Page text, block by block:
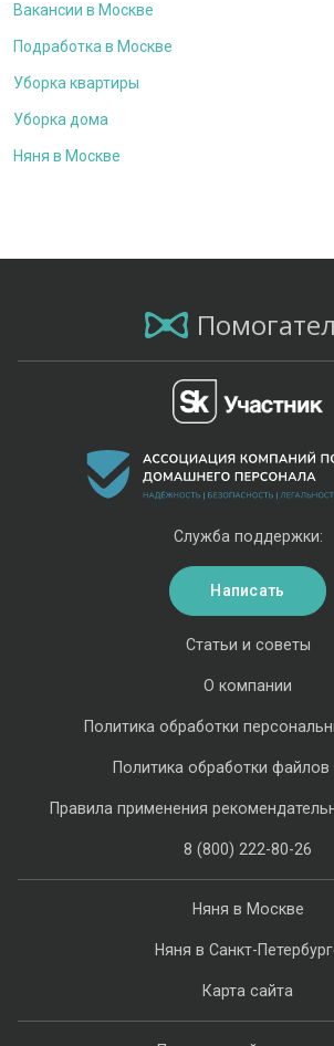
Вакансии в Москве
Подработка в Москве
Уборка квартиры
Уборка дома
Няня в Москве
Няня в Москве
Няня в Санкт-
Карта сайта
Статьи и советы
О компании
Политика обработки
Политика обработки
Правила применения
8 (800) 222-80-26
Служба поддержки:
Написать